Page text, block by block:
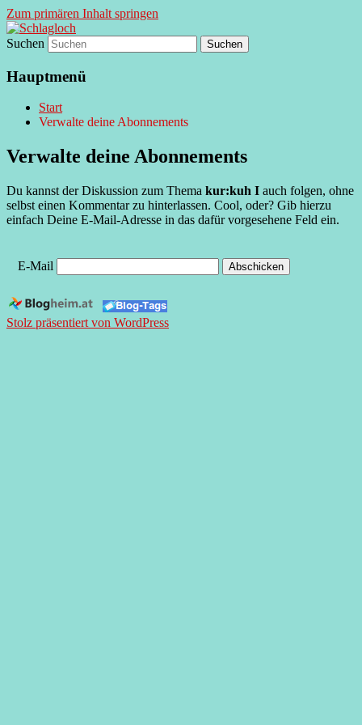
Zum primären Inhalt springen
Schlagloch
supersberger taggedanken
Suchen
Hauptmenü
Start
Verwalte deine Abonnements
Verwalte deine Abonnements
Du kannst der Diskussion zum Thema kur:kuh I auch folgen, ohne
selbst einen Kommentar zu hinterlassen. Cool, oder? Gib hierzu
einfach Deine E-Mail-Adresse in das dafür vorgesehene Feld ein.
E-Mail
Stolz präsentiert von WordPress